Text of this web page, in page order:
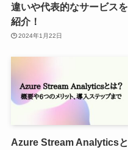
違いや代表的なサービスを
紹介！
2024年1月22日
Azure Stream Analyticsと